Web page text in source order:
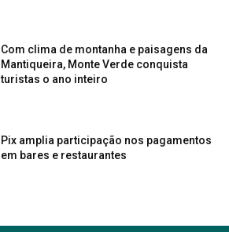
Com clima de montanha e paisagens da
Mantiqueira, Monte Verde conquista
turistas o ano inteiro
Pix amplia participação nos pagamentos
em bares e restaurantes